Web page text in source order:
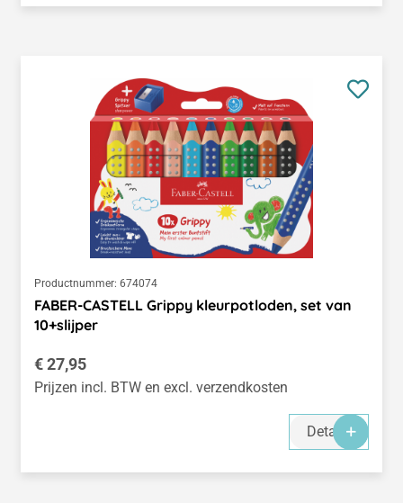
Productnummer: 674074
FABER-CASTELL Grippy kleurpotloden, set van
10+slijper
Normale prijs:
€ 27,95
Prijzen incl. BTW en excl. verzendkosten
Details